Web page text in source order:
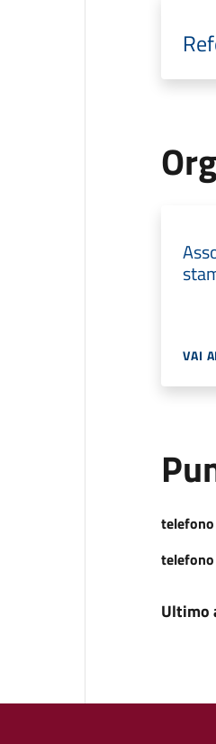
VAI
telefono
telefono
Ultimo